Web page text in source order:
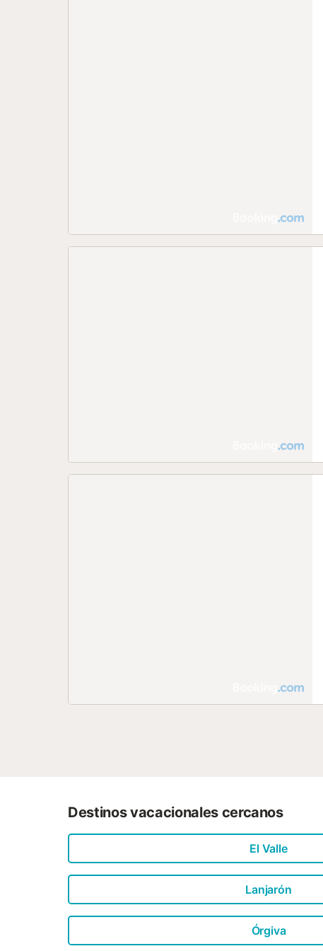
Destinos vacacionales cercanos
El Valle
Lanjarón
Órgiva